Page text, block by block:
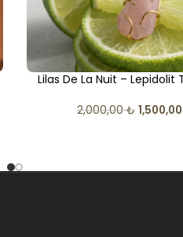
Lilas De La Nuit – Lepidolit
2,000,00₺ 1,500,00